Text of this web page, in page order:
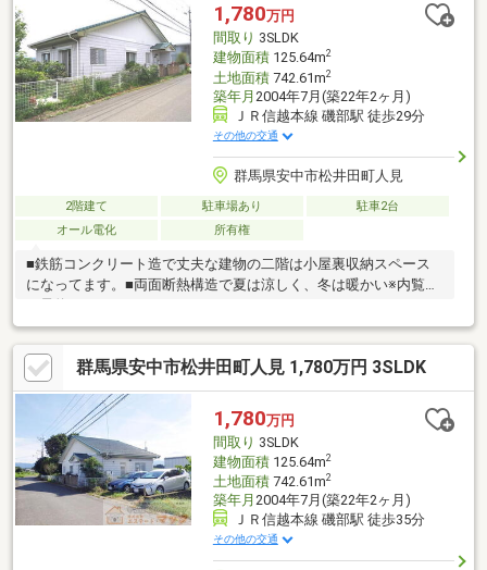
1,780万円
間取り 3SLDK
建物面積125.64m2
土地面積742.61m2
築年月 2004年7月(築22年2ヶ月)
ＪＲ信越本線 磯部駅 徒歩29分
その他の交通
群馬県安中市松井田町人見
2階建て 駐車場あり
駐車2台
オール電化
所有権
■鉄筋コンクリート造で丈夫な建物の二階は小屋裏収納スペース
になってます。■両面断熱構造で夏は涼しく、冬は暖かい※内覧は
群馬県安中市松井田町人見 1,780万円 3SLDK
1,780万円
間取り 3SLDK
建物面積125.64m2
土地面積742.61m2
築年月 2004年7月(築22年2ヶ月)
ＪＲ信越本線 磯部駅 徒歩35分
その他の交通